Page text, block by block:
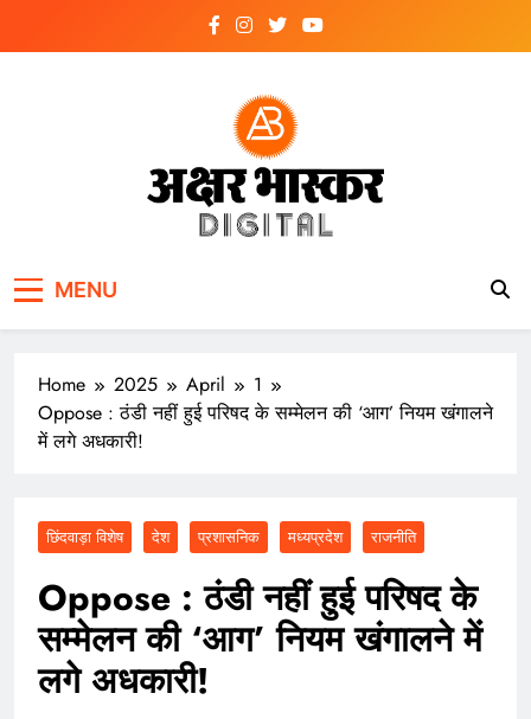
MENU
Home 2025 April
1
Oppose : ठंडी नहीं हुई परिषद के सम्मेलन की ‘आग’ नियम खंगालने
में लगे अधकारी!
छिंदवाड़ा विशेष देश प्रशासनिक मध्यप्रदेश राजनीति
Oppose : ठंडी नहीं हुई परिषद के
सम्मेलन की ‘आग’ नियम खंगालने में
लगे अधकारी!